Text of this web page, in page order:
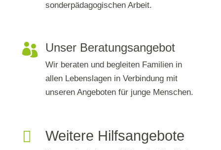
sonderpädagogischen Arbeit.
 Unser Beratungsangebot
Wir beraten und begleiten Familien in
allen Lebenslagen in Verbindung mit
unseren Angeboten für junge Menschen.
 Weitere Hilfsangebote